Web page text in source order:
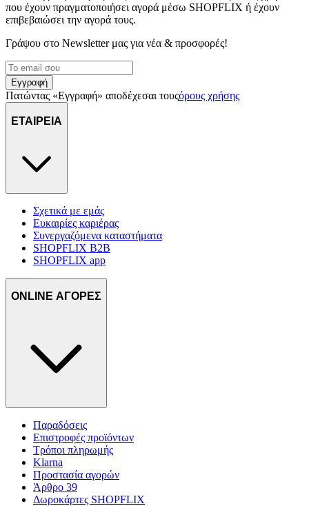
που έχουν πραγματοποιήσει αγορά μέσω SHOPFLIX ή έχουν
επιβεβαιώσει την αγορά τους.
Γράψου στο Νewsletter μας για νέα & προσφορές!
Εγγραφή
Πατώντας «Εγγραφή» αποδέχεσαι τουςόρους χρήσης
ΕΤΑΙΡΕΙΑ
Σχετικά με εμάς
Ευκαιρίες καριέρας
Συνεργαζόμενα καταστήματα
SHOPFLIX B2B
SHOPFLIX app
ONLINE ΑΓΟΡΕΣ
Παραδόσεις
Επιστροφές προϊόντων
Τρόποι πληρωμής
Klarna
Προστασία αγορών
Άρθρο 39
Δωροκάρτες SHOPFLIX